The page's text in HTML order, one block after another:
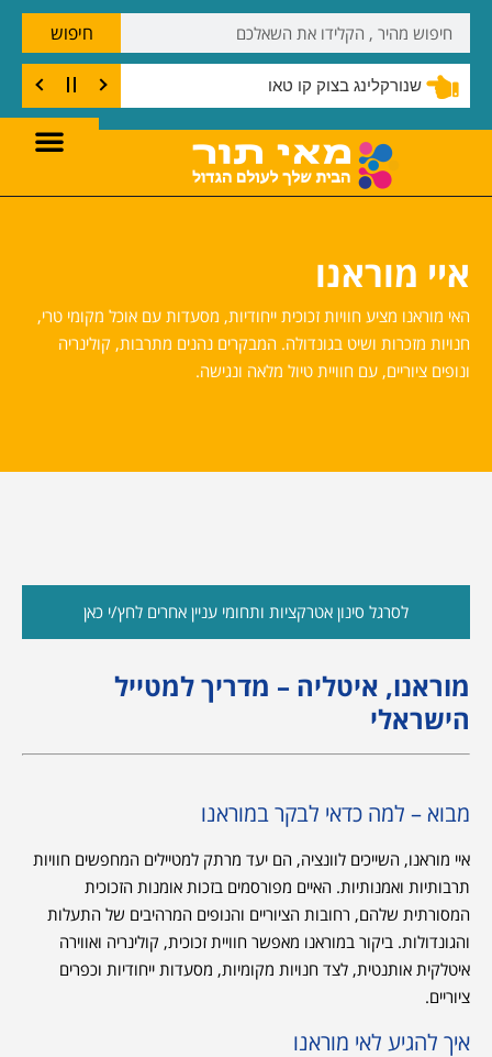
שנורקלינג בצוק קו טאו
חיפוש
איי מוראנו
האי מוראנו מציע חוויות זכוכית ייחודיות, מסעדות עם אוכל מקומי טרי,
חנויות מזכרות ושיט בגונדולה. המבקרים נהנים מתרבות, קולינריה
ונופים ציוריים, עם חוויית טיול מלאה ונגישה.
לסרגל סינון אטרקציות ותחומי עניין אחרים לחץ/י כאן
מוראנו, איטליה – מדריך למטייל
הישראלי
מבוא – למה כדאי לבקר במוראנו
איי מוראנו, השייכים לוונציה, הם יעד מרתק למטיילים המחפשים חוויות
תרבותיות ואמנותיות. האיים מפורסמים בזכות אומנות הזכוכית
המסורתית שלהם, רחובות הציוריים והנופים המרהיבים של התעלות
והגונדולות. ביקור במוראנו מאפשר חוויית זכוכית, קולינריה ואווירה
איטלקית אותנטית, לצד חנויות מקומיות, מסעדות ייחודיות וכפרים
ציוריים.
איך להגיע לאי מוראנו